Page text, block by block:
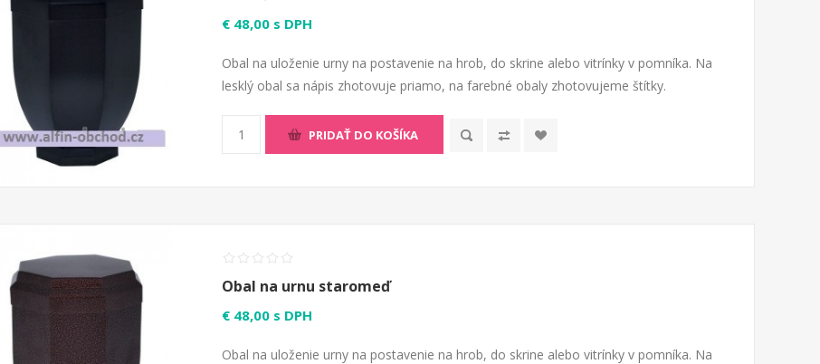
€ 48,00 s DPH
Obal na uloženie urny na postavenie na hrob, do skrine alebo vitrínky v pomníka. Na
lesklý obal sa nápis zhotovuje priamo, na farebné obaly zhotovujeme štítky.
PRIDAŤ DO KOŠÍKA
Obal na urnu staromeď
€ 48,00 s DPH
Obal na uloženie urny na postavenie na hrob, do skrine alebo vitrínky v pomníka. Na